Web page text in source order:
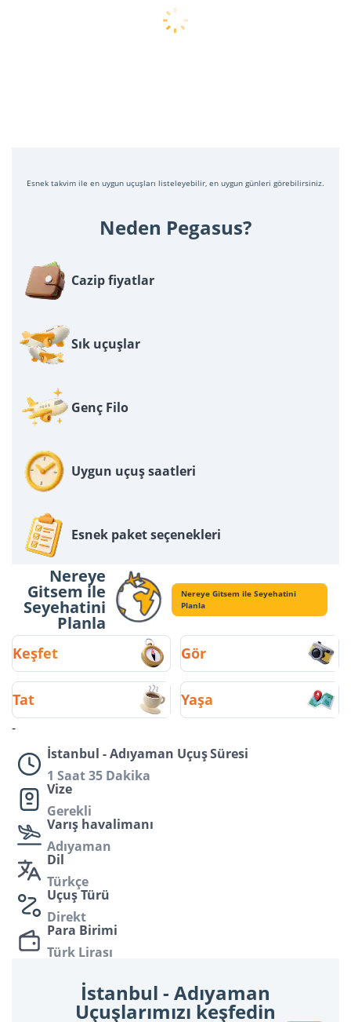
Esnek takvim ile en uygun uçuşları listeleyebilir, en uygun günleri görebilirsiniz.
Neden Pegasus?
Cazip fiyatlar
Sık uçuşlar
Genç Filo
Uygun uçuş saatleri
Esnek paket seçenekleri
Nereye
Gitsem ile
Seyehatini
Planla
Nereye Gitsem ile Seyehatini
Planla
Keşfet Gör
Tat Yaşa
-
İstanbul - Adıyaman Uçuş Süresi
1 Saat 35 Dakika
Vize
Gerekli
Varış havalimanı
Adıyaman
Dil
Türkçe
Uçuş Türü
Direkt
Para Birimi
Türk Lirası
İstanbul - Adıyaman
Uçuşlarımızı keşfedin